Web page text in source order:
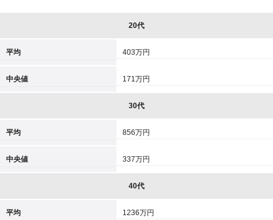
20代
平均 403万円
中央値 171万円
30代
平均 856万円
中央値 337万円
40代
平均 1236万円